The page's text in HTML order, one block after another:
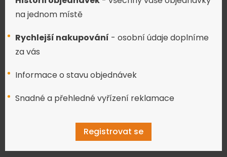
na jednom místě
Rychlejší nakupování - osobní údaje doplníme
za vás
Informace o stavu objednávek
Snadné a přehledné vyřízení reklamace
Registrovat se